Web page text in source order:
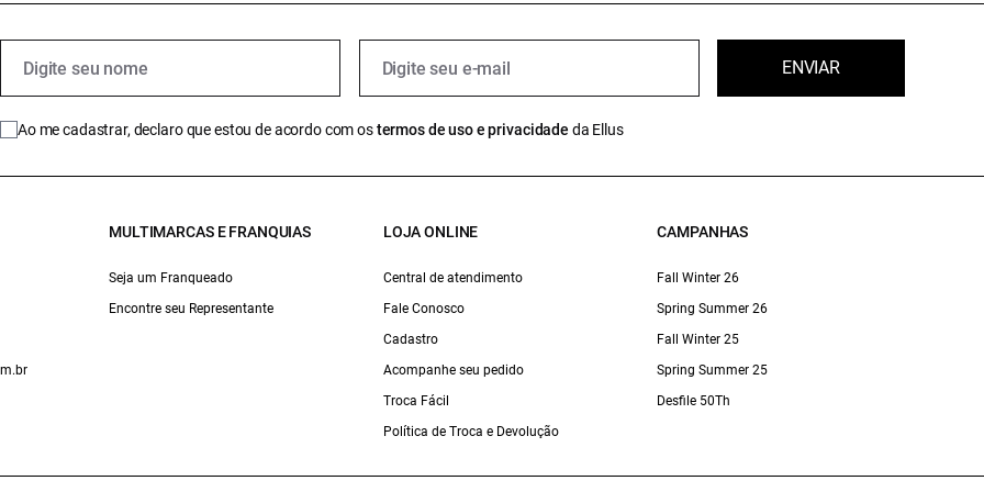
ENVIAR
Ao me cadastrar, declaro que estou de acordo com ostermos de uso e privacidade da Ellus
MULTIMARCAS E FRANQUIAS
Seja um Franqueado
Encontre seu Representante
LOJA ONLINE
Central de atendimento
Fale Conosco
Cadastro
Acompanhe seu pedido
Troca Fácil
Política de Troca e Devolução
CAMPANHAS
Fall Winter 26
Spring Summer 26
Fall Winter 25
Spring Summer 25
Desfile 50Th